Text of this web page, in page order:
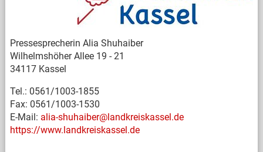
Pressesprecherin Alia Shuhaiber
Wilhelmshöher Allee 19 - 21
34117 Kassel
Tel.: 0561/1003-1855
Fax: 0561/1003-1530
E-Mail: alia-shuhaiber@landkreiskassel.de
https://www.landkreiskassel.de